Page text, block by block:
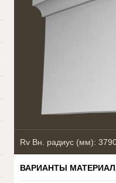
Rv Вн. радиус (мм):
ВАРИАНТЫ